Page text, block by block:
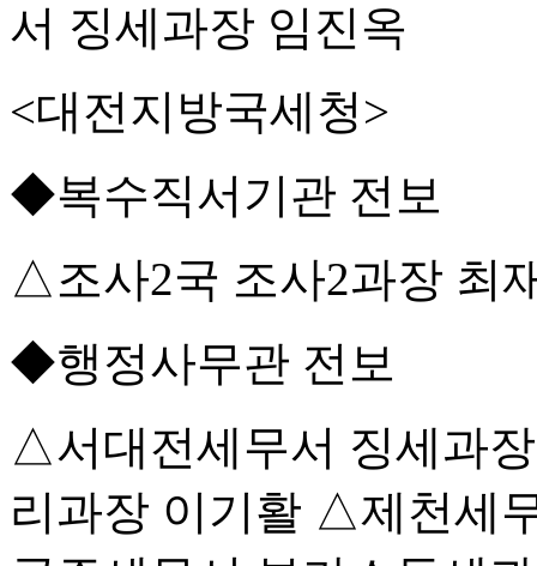
서 징세과장 임진옥
<대전지방국세청>
◆복수직서기관 전보
△조사2국 조사2과장 최
◆행정사무관 전보
△서대전세무서 징세과
리과장 이기활 △제천세